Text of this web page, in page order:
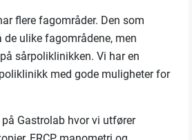
flere fagområder. Den som
de ulike fagområdene, men
sårpoliklinikken. Vi har en
med gode muligheter for
Gastrolab hvor vi utfører